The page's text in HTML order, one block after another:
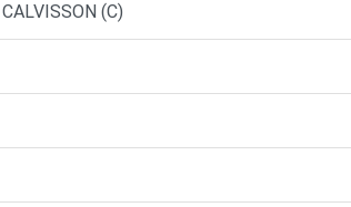
(C)